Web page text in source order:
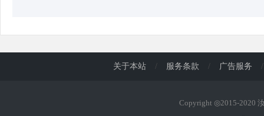
关于本站 / 服务条款 / 广告服务 /
Copyright ◎2015-2020